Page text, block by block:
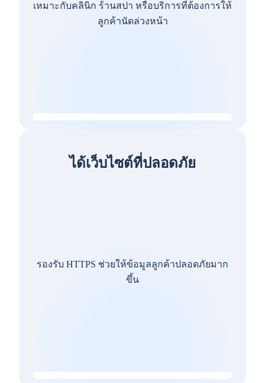
เหมาะกับคลินิก ร้านสปา หรือบริการที่ต้องการให้
ลูกค้านัดล่วงหน้า
ได้เว็บไซต์ที่ปลอดภัย
รองรับ HTTPS ช่วยให้ข้อมูลลูกค้าปลอดภัยมาก
ขึ้น